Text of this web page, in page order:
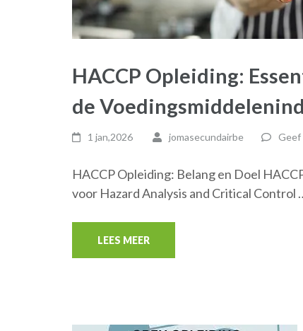
HACCP Opleiding:
de
1 jan,2026 jomasecundairbe Geef
HACCP Opleiding: Belang en Doel
voor Hazard Analysis and Critical Control
LEES MEER